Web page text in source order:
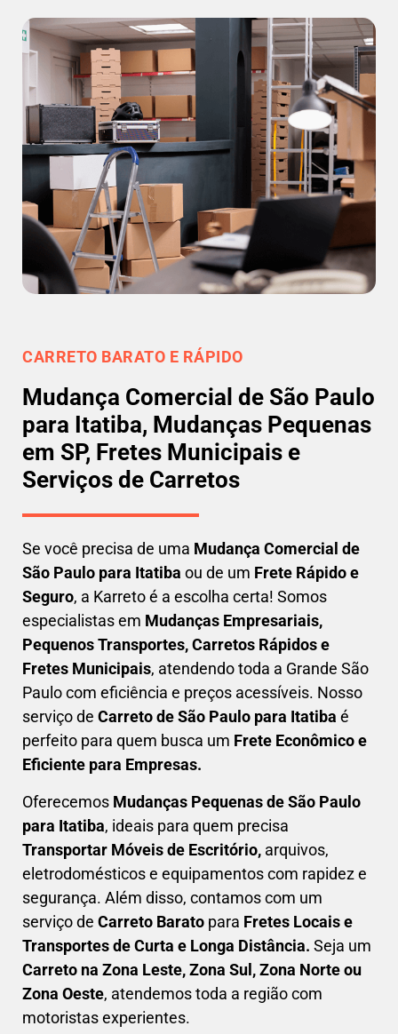
CARRETO BARATO E RÁPIDO
Mudança Comercial de São Paulo
para Itatiba, Mudanças Pequenas
em SP, Fretes Municipais e
Serviços de Carretos
Se você precisa de uma Mudança Comercial de
São Paulo para Itatiba ou de um Frete Rápido e
Seguro, a Karreto é a escolha certa! Somos
especialistas em Mudanças Empresariais,
Pequenos Transportes, Carretos Rápidos e
Fretes Municipais, atendendo toda a Grande São
Paulo com eficiência e preços acessíveis. Nosso
serviço de Carretode São Paulo para Itatiba é
perfeito para quem busca um Frete Econômico e
Eficiente para Empresas.
Oferecemos Mudanças Pequenasde São Paulo
para Itatiba, ideais para quem precisa
Transportar Móveis de Escritório, arquivos,
eletrodomésticos e equipamentos com rapidez e
segurança. Além disso, contamos com um
serviço de Carreto Barato para Fretes Locais e
Transportes de Curta e Longa Distância. Seja um
Carreto na Zona Leste, Zona Sul, Zona Norte ou
Zona Oeste, atendemos toda a região com
motoristas experientes.